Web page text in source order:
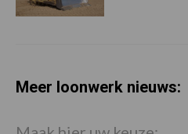
Meer loonwerk nieuws: